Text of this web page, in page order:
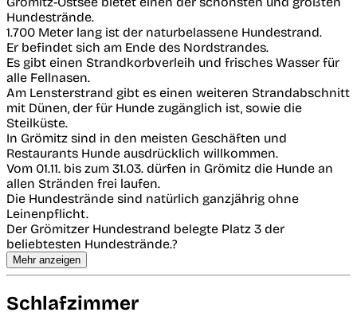
Hundestrände.
1.700 Meter lang ist der naturbelassene Hundestrand.
Er befindet sich am Ende des Nordstrandes.
Es gibt einen Strandkorbverleih und frisches Wasser für
alle Fellnasen.
Am Lensterstrand gibt es einen weiteren Strandabschnitt
mit Dünen, der für Hunde zugänglich ist, sowie die
Steilküste.
In Grömitz sind in den meisten Geschäften und
Restaurants Hunde ausdrücklich willkommen.
Vom 01.11. bis zum 31.03. dürfen in Grömitz die Hunde an
allen Stränden frei laufen.
Die Hundestrände sind natürlich ganzjährig ohne
Leinenpflicht.
Der Grömitzer Hundestrand belegte Platz 3 der
beliebtesten Hundestrände.?
Mehr anzeigen
Schlafzimmer